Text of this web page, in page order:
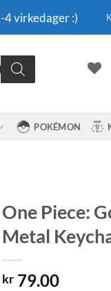
4 virkedager :)
POKÉMON
One Piece:
Metal
kr79.00